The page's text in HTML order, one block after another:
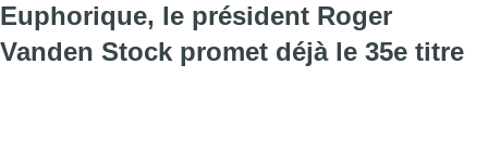
Euphorique, le président Roger
Vanden Stock promet déjà le 35e titre